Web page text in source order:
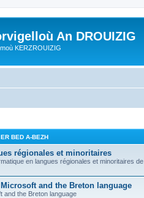
An DROUIZIG
KERZROUIZIG
BED A-BEZH
régionales et minoritaires
en langues régionales et minoritaires
and the Breton language
and the Breton language